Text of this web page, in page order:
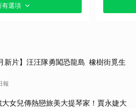
有選項
新片】汪汪隊勇闖恐龍島 橡樹街覓生
報
女兒傳熱戀旅美大提琴家！賈永婕大